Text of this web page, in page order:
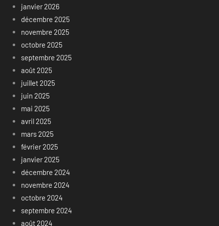
janvier 2026
décembre 2025
novembre 2025
octobre 2025
septembre 2025
août 2025
juillet 2025
juin 2025
mai 2025
avril 2025
mars 2025
février 2025
janvier 2025
décembre 2024
novembre 2024
octobre 2024
septembre 2024
août 2024